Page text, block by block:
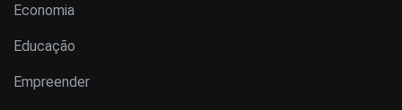
Economia
Educação
Empreender